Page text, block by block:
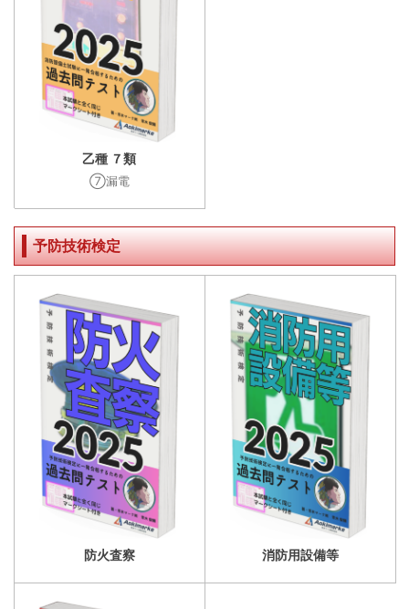
乙種 ７類
⑦漏電
予防技術検定
防火査察 消防用設備等